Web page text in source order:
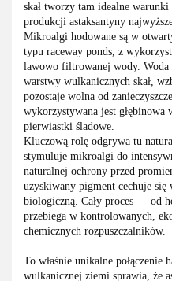
skał tworzy tam idealne
produkcji astaksantyny
Mikroalgi hodowane są w
typu raceway ponds, z
lawowo filtrowanej wody. Woda
warstwy wulkanicznych skał,
pozostaje wolna od
wykorzystywana jest głębinowa
pierwiastki śladowe.
Kluczową rolę odgrywa tu
stymuluje mikroalgi do
naturalnej ochrony przed
uzyskiwany pigment cechuje
biologiczną. Cały proces — od
przebiega w kontrolowanych,
chemicznych rozpuszczalników.
To właśnie unikalne połączenie
wulkanicznej ziemi sprawia, że